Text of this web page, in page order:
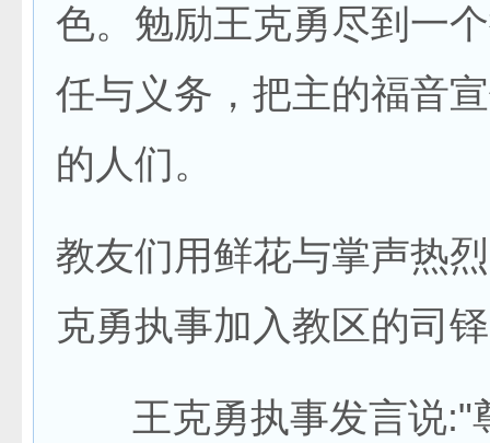
色。勉励王克勇尽到一
任与义务，把主的福音
的人们。
教友们用鲜花与掌声热
克勇执事加入教区的司
王克勇执事发言说:"